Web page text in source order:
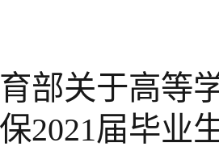
部关于高等
2021届毕业